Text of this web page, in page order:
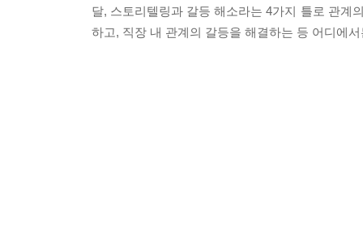
달, 스토리텔링과 갈등 해소라는 4가지 틀로 관계
하고, 직장 내 관계의 갈등을 해결하는 등 어디에